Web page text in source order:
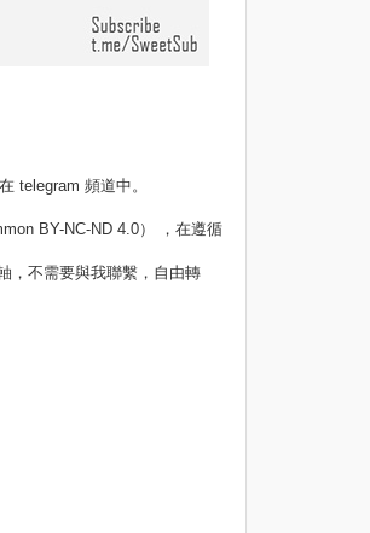
telegram 頻道中。
BY-NC-ND 4.0） ，在遵循
，不需要與我聯繫，自由轉